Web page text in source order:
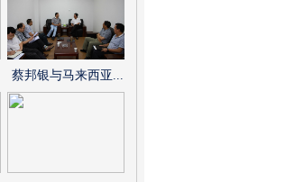
蔡邦银与马来西亚...